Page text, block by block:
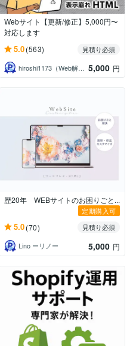
Webサイト【更新/修正】5,000円〜
対応します
5.0(563)
見積り必須
hiroshi1173（Web解析士）
5,000 円
歴20年 WEBサイトのお困りごと...
定期購入可
5.0(70)
見積り必須
Lino ーリノー
5,000 円